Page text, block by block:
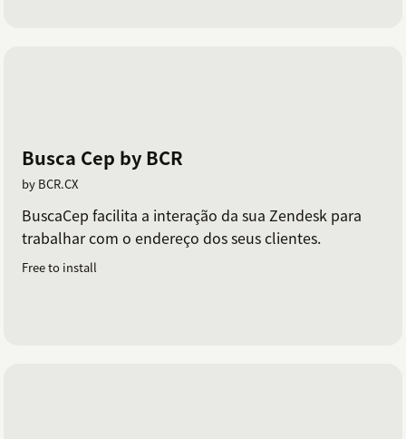
Busca Cep by BCR
by BCR.CX
BuscaCep facilita a interação da sua Zendesk para
trabalhar com o endereço dos seus clientes.
Free to install